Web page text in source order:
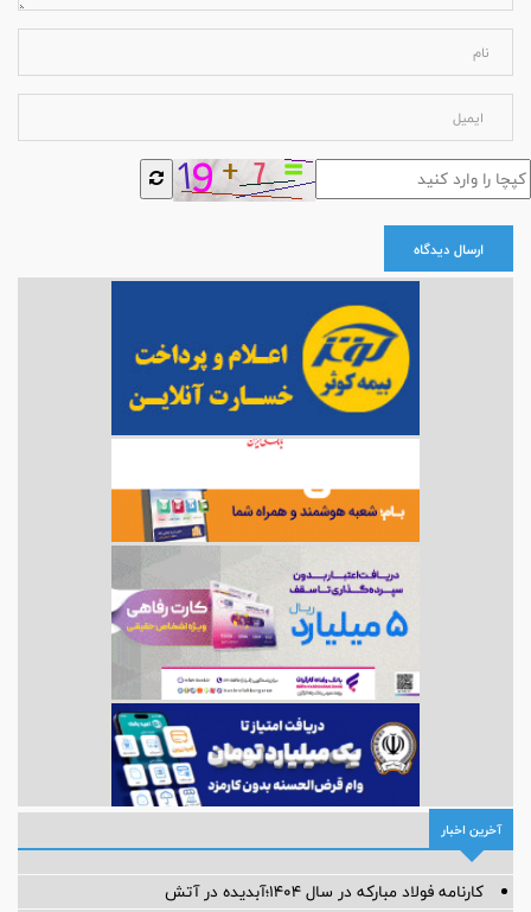
ارسال دیدگاه
آخرین اخبار
کارنامه فولاد مبارکه در سال ۱۴۰۴؛آبدیده در آتش